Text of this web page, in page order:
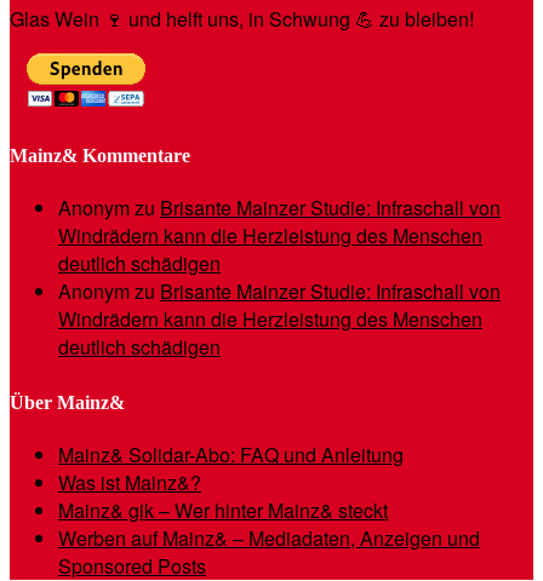
Glas Wein 🍷 und helft uns, in Schwung 💪 zu bleiben!
Mainz& Kommentare
Anonymzu Brisante Mainzer Studie: Infraschall von
Windrädern kann die Herzleistung des Menschen
deutlich schädigen
Anonymzu Brisante Mainzer Studie: Infraschall von
Windrädern kann die Herzleistung des Menschen
deutlich schädigen
Über Mainz&
Mainz& Solidar-Abo: FAQ und Anleitung
Was ist Mainz&?
Mainz& gik – Wer hinter Mainz& steckt
Werben auf Mainz& – Mediadaten, Anzeigen und
Sponsored Posts